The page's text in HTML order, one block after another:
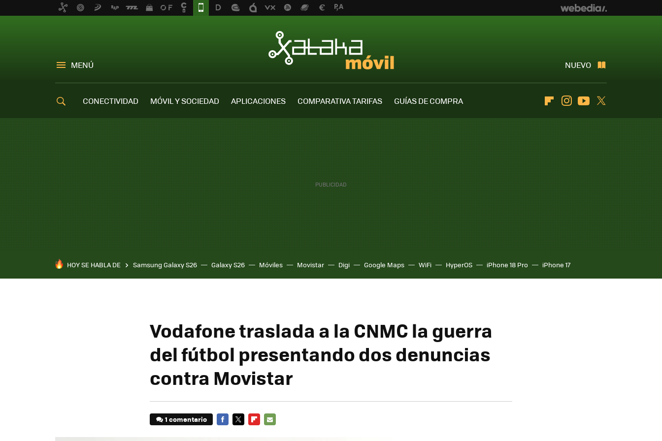
MENÚ NUEVO
CONECTIVIDAD MÓVIL Y SOCIEDAD APLICACIONES COMPARATIVA TARIFAS
GUÍAS DE COMPRA
FlipboardInstagramYoutube
HOY SE HABLA DE Samsung Galaxy S26 Galaxy S26 Móviles Movistar Digi Google Maps WiFi HyperOS iPhone 18 Pro iPhone 17
Vodafone traslada a la CNMC la guerra
del fútbol presentando dos denuncias
contra Movistar
1 comentario